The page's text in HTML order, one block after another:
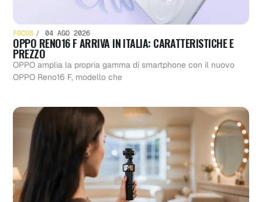
FOCUS 04 AGO 2026
OPPO RENO16 F ARRIVA IN ITALIA: CARATTERISTICHE E
PREZZO
OPPO amplia la propria gamma di smartphone con il nuovo
OPPO Reno16 F, modello che